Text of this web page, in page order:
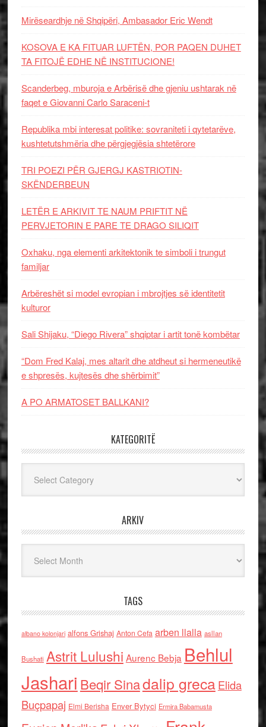
Mirëseardhje në Shqipëri, Ambasador Eric Wendt
KOSOVA E KA FITUAR LUFTËN, POR PAQEN DUHET
TA FITOJË EDHE NË INSTITUCIONE!
Scanderbeg, mburoja e Arbërisë dhe gjeniu ushtarak në
faqet e Giovanni Carlo Saraceni-t
Republika mbi interesat politike: sovraniteti i qytetarëve,
kushtetutshmëria dhe përgjegjësia shtetërore
TRI POEZI PËR GJERGJ KASTRIOTIN-
SKËNDERBEUN
LETËR E ARKIVIT TE NAUM PRIFTIT NË
PERVJETORIN E PARE TE DRAGO SILIQIT
Oxhaku, nga elementi arkitektonik te simboli i trungut
familjar
Arbëreshët si model evropian i mbrojtjes së identitetit
kulturor
Sali Shijaku, “Diego Rivera” shqiptar i artit tonë kombëtar
“Dom Fred Kalaj, mes altarit dhe atdheut si hermeneutikë
e shpresës, kujtesës dhe shërbimit”
A PO ARMATOSET BALLKANI?
KATEGORITË
ARKIV
TAGS
albano kolonjari alfons Grishaj Anton Cefa arben llalla asllan
Bushati Astrit Lulushi Aurenc Bebja Behlul
Jashari Beqir Sinadalip grecaElida
Buçpapaj Elmi Berisha Enver Bytyci Ermira Babamusta